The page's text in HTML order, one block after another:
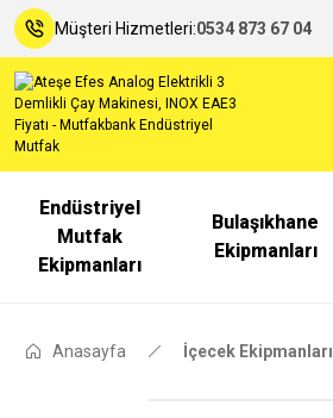
Müşteri Hizmetleri:0534 873 67 04
Endüstriyel
Mutfak
Ekipmanları
Bulaşıkhane
Ekipmanları
Anasayfa İçecek Ekipmanları